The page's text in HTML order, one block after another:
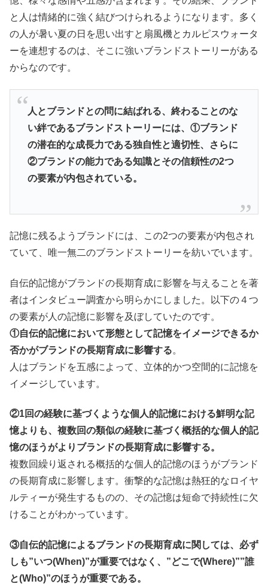
と人は情緒的に強く結びつけられるようになります。多く
の人が暑い夏の日を思い出すと扇風機とカルピスウォータ
ーを連想するのは、そこに強いブランドストーリーがある
からなのです。
人とブランドとの問に結ばれる、終わることのな
い絆であるブランドストーリーには、①ブランド
の潜在的な成長力である独自性と適切性、さらに
②ブランドの能力である知識とその信頼性の2つ
の要素が内包されている。
記憶に残るようブランドには、この2つの要素が内包され
ていて、唯一無二のブランドストーリーを紡いでいます。
自伝的記憶がブランドの長期育成に影響を与えることを著
者はインタビュー調査から明らかにしました。以下の４つ
の要素が人の記憶に影響を及ぼしていたのです。
①自伝的記憶において形態として記憶をイメージできるか
否かがブランドの長期育成に影響する。
人はブランドを五感によって、立体的かつ空間的に記憶を
イメージしています。
②1回の経験に基づくような個人的記憶における鮮明な記
憶よりも、複数回の類似の経験に基づく概括的な個人的記
憶のほうがよりブランドの長期育成に影響する。
複数回繰り返される概括的な個人的記憶のほうがブランド
の長期育成に影響します。衝撃的な記憶は熱狂的なロイヤ
ルティーが発生するものの、その記憶は短命で持続性に欠
けることがわかっています。
③自伝的記憶によるブランドの長期育成に関しては、必ず
しも”いつ(When)”が重要ではなく、”どこで(Where)””誰
と(Who)”のほうが重要である。